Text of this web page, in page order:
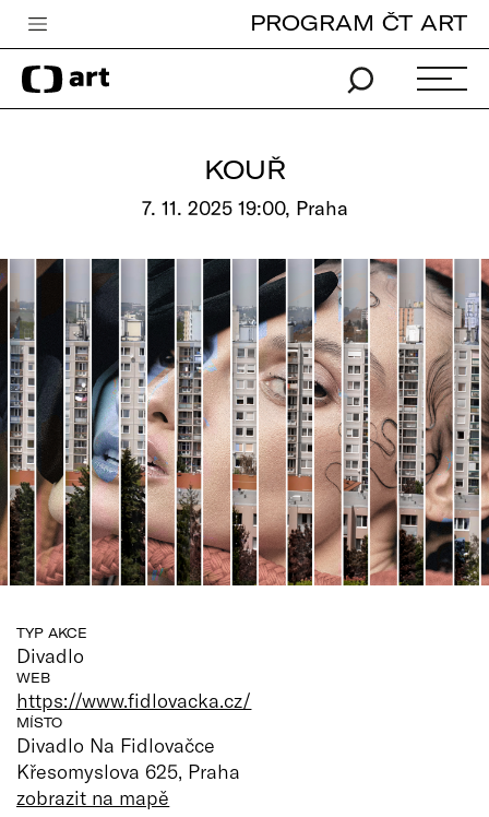
Česká televize
Zpravodajství
Pro děti
edu
Vše o ČT
PROGRAM ČT ART
KOUŘ
7. 11. 2025 19:00, Praha
TYP AKCE
Divadlo
WEB
https://www.fidlovacka.cz/
MÍSTO
Divadlo Na Fidlovačce
Křesomyslova 625, Praha
zobrazit na mapě